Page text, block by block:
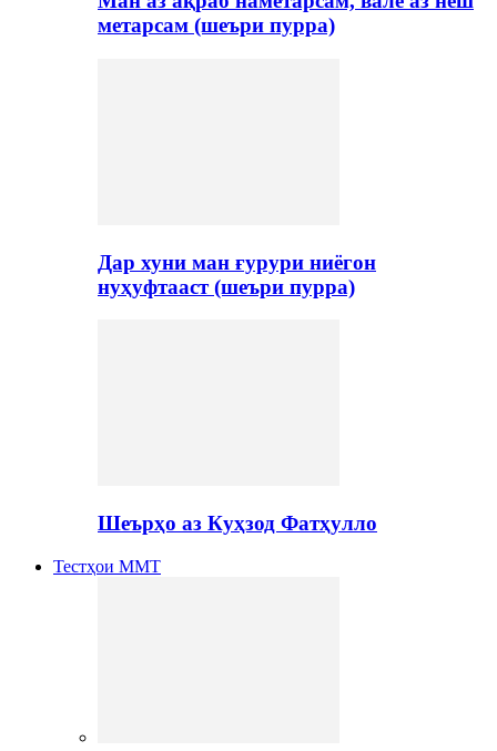
метарсам (шеъри пурра)
Дар хуни ман ғурури ниёгон
нуҳуфтааст (шеъри пурра)
Шеърҳо аз Куҳзод Фатҳулло
Тестҳои ММТ